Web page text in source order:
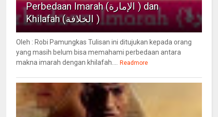
Perbedaan Imarah (الإمارة ) dan
Khilafah (الخلافة )
Oleh : Robi Pamungkas Tulisan ini ditujukan kepada orang
yang masih belum bisa memahami perbedaan antara
makna imarah dengan khilafah.... Readmore